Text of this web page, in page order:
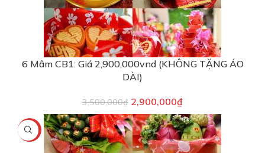
6 Mâm CB1: Giá 2,900,000vnd (KHÔNG TẶNG ÁO
DÀI)
3,500,000₫ 2,900,000₫
-6%